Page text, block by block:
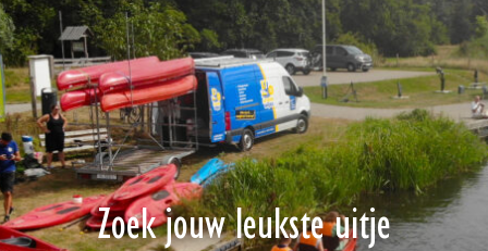
Zoek jouw leukste uitje